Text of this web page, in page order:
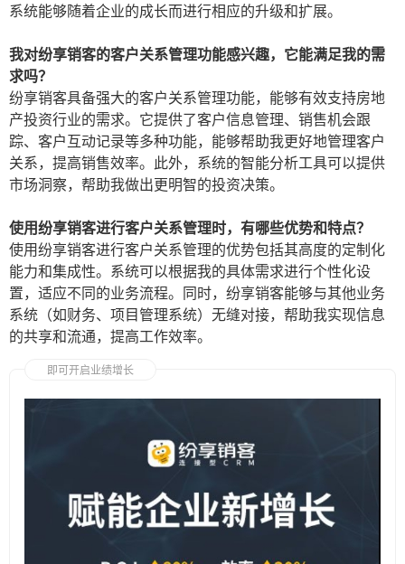
系统能够随着企业的成长而进行相应的升级和扩展。
我对纷享销客的客户关系管理功能感兴趣，它能满足我的需
求吗？
纷享销客具备强大的客户关系管理功能，能够有效支持房地
产投资行业的需求。它提供了客户信息管理、销售机会跟
踪、客户互动记录等多种功能，能够帮助我更好地管理客户
关系，提高销售效率。此外，系统的智能分析工具可以提供
市场洞察，帮助我做出更明智的投资决策。
使用纷享销客进行客户关系管理时，有哪些优势和特点？
使用纷享销客进行客户关系管理的优势包括其高度的定制化
能力和集成性。系统可以根据我的具体需求进行个性化设
置，适应不同的业务流程。同时，纷享销客能够与其他业务
系统（如财务、项目管理系统）无缝对接，帮助我实现信息
的共享和流通，提高工作效率。
即可开启业绩增长